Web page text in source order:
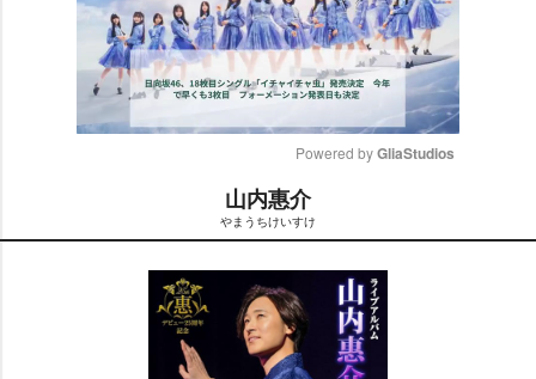
t
e
Powered by GliaStudios
山内惠介
まうちけいすけ